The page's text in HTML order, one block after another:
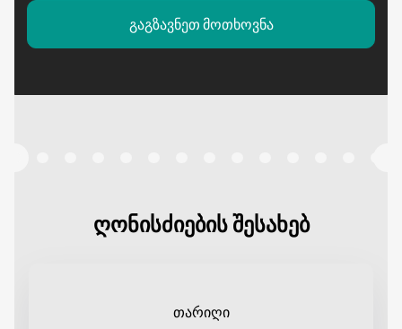
გაგზავნეთ მოთხოვნა
ღონისძიების შესახებ
თარიღი